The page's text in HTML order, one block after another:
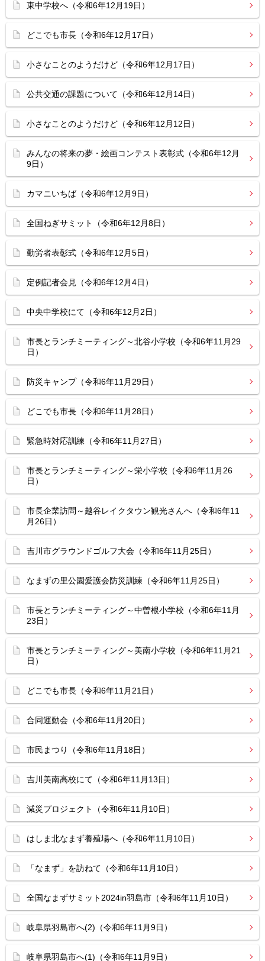
東中学校へ（令和6年12月19日）
どこでも市長（令和6年12月17日）
小さなことのようだけど（令和6年12月17日）
公共交通の課題について（令和6年12月14日）
小さなことのようだけど（令和6年12月12日）
みんなの将来の夢・絵画コンテスト表彰式（令和6年12月
9日）
カマニいちば（令和6年12月9日）
全国ねぎサミット（令和6年12月8日）
勤労者表彰式（令和6年12月5日）
定例記者会見（令和6年12月4日）
中央中学校にて（令和6年12月2日）
市長とランチミーティング～北谷小学校（令和6年11月29
日）
防災キャンプ（令和6年11月29日）
どこでも市長（令和6年11月28日）
緊急時対応訓練（令和6年11月27日）
市長とランチミーティング～栄小学校（令和6年11月26
日）
市長企業訪問～越谷レイクタウン観光さんへ（令和6年11
月26日）
吉川市グラウンドゴルフ大会（令和6年11月25日）
なまずの里公園愛護会防災訓練（令和6年11月25日）
市長とランチミーティング～中曽根小学校（令和6年11月
23日）
市長とランチミーティング～美南小学校（令和6年11月21
日）
どこでも市長（令和6年11月21日）
合同運動会（令和6年11月20日）
市民まつり（令和6年11月18日）
吉川美南高校にて（令和6年11月13日）
減災プロジェクト（令和6年11月10日）
はしま北なまず養殖場へ（令和6年11月10日）
「なまず」を訪ねて（令和6年11月10日）
全国なまずサミット2024in羽島市（令和6年11月10日）
岐阜県羽島市へ(2)（令和6年11月9日）
岐阜県羽島市へ(1)（令和6年11月9日）